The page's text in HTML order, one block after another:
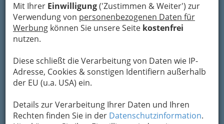
Mit Ihrer Einwilligung('Zustimmen & Weiter') zur
Verwendung von personenbezogenen Daten für
Werbung können Sie unsere Seite kostenfrei
nutzen.
Diese schließt die Verarbeitung von Daten wie IP-
Adresse, Cookies & sonstigen Identifiern außerhalb
der EU (u.a. USA) ein.
Details zur Verarbeitung Ihrer Daten und Ihren
Rechten finden Sie in der Datenschutzinformation.
Herzlich Willkommen im Hotel
Paradies
Die paradiesischen